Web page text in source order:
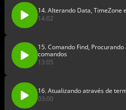
14. Alterando Data, TimeZone
14:02
15. Comando Find,
comandos
13:05
16. Atualizando através de
03:00